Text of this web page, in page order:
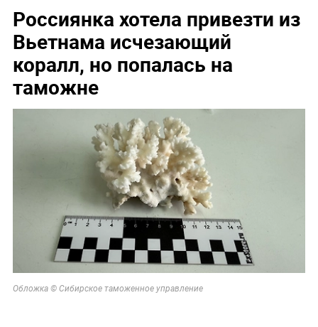
Россиянка хотела привезти из
Вьетнама исчезающий
коралл, но попалась на
таможне
Обложка © Сибирское таможенное управление